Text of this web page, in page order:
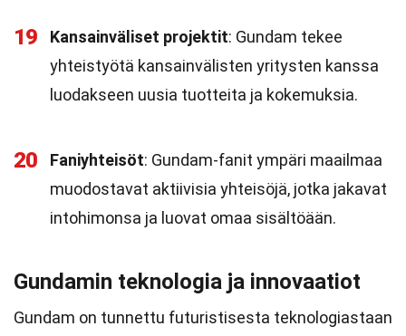
19 Kansainväliset projektit: Gundam tekee
yhteistyötä kansainvälisten yritysten kanssa
luodakseen uusia tuotteita ja kokemuksia.
20 Faniyhteisöt: Gundam-fanit ympäri maailmaa
muodostavat aktiivisia yhteisöjä, jotka jakavat
intohimonsa ja luovat omaa sisältöään.
Gundamin teknologia ja innovaatiot
Gundam on tunnettu futuristisesta teknologiastaan